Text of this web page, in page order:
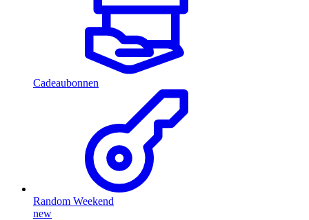
Cadeaubonnen
Random Weekend
new